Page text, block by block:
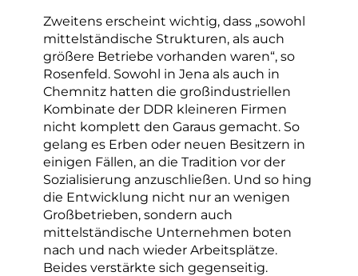
Zweitens erscheint wichtig, dass „sowohl
mittelständische Strukturen, als auch
größere Betriebe vorhanden waren“, so
Rosenfeld. Sowohl in Jena als auch in
Chemnitz hatten die großindustriellen
Kombinate der DDR kleineren Firmen
nicht komplett den Garaus gemacht. So
gelang es Erben oder neuen Besitzern in
einigen Fällen, an die Tradition vor der
Sozialisierung anzuschließen. Und so hing
die Entwicklung nicht nur an wenigen
Großbetrieben, sondern auch
mittelständische Unternehmen boten
nach und nach wieder Arbeitsplätze.
Beides verstärkte sich gegenseitig.